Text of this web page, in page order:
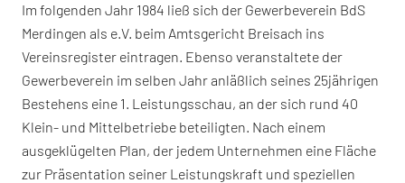
Im folgenden Jahr 1984 ließ sich der Gewerbeverein BdS
Merdingen als e.V. beim Amtsgericht Breisach ins
Vereinsregister eintragen. Ebenso veranstaltete der
Gewerbeverein im selben Jahr anläßlich seines 25jährigen
Bestehens eine 1. Leistungsschau, an der sich rund 40
Klein- und Mittelbetriebe beteiligten. Nach einem
ausgeklügelten Plan, der jedem Unternehmen eine Fläche
zur Präsentation seiner Leistungskraft und speziellen